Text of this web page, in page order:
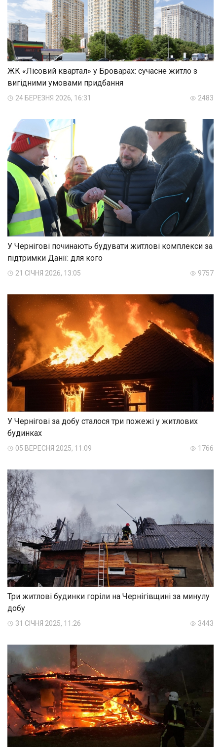
ЖК «Лісовий квартал» у Броварах: сучасне житло з
вигідними умовами придбання
24 БЕРЕЗНЯ 2026, 16:31 2483
У Чернігові починають будувати житлові комплекси за
підтримки Данії: для кого
21 СІЧНЯ 2026, 13:05 9757
У Чернігові за добу сталося три пожежі у житлових
будинках
05 ВЕРЕСНЯ 2025, 11:09 1766
Три житлові будинки горіли на Чернігівщині за минулу
добу
31 СІЧНЯ 2025, 11:26 3443